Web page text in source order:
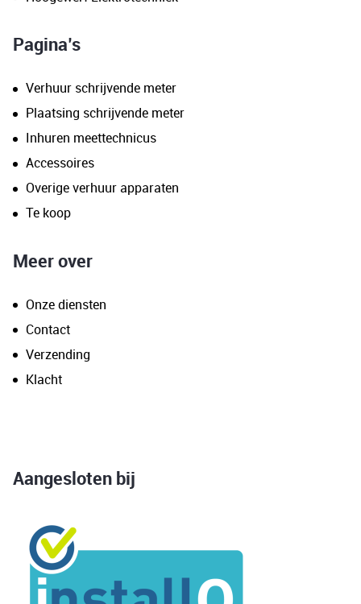
Pagina’s
Verhuur schrijvende meter
Plaatsing schrijvende meter
Inhuren meettechnicus
Accessoires
Overige verhuur apparaten
Te koop
Meer over
Onze diensten
Contact
Verzending
Klacht
Aangesloten bij